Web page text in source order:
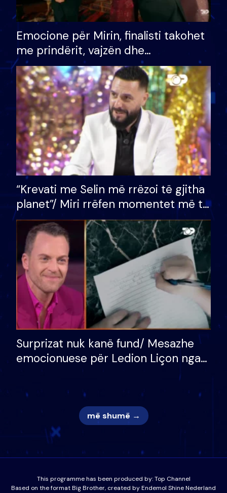
Emocione për Mirin, finalisti takohet
me prindërit, vajzën dhe
bashkëshorten: S’kemi ndonjë letër
divorci apo jo?
“Krevati me Selin më rrëzoi të gjitha
planet”/ Miri rrëfen momentet më të
bukura në shtëpinë e BB VIP: Do më
mungojë zilja e mëngjesit kur…
Surprizat nuk kanë fund/ Mesazhe
emocionuese për Ledion Liçon nga
nëna dhe fëmijët e tij, moderatori
nuk i mban dot lotët: Nuk meritoj…
më shumë →
This programme has been produced by:Top Channel
Based on the format Big Brother, created by Endemol Shine Nederland